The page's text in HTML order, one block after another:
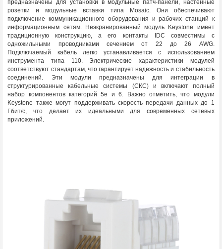
предназначены для установки в модульные патч-панели, настенные
розетки и модульные вставки типа Mosaic. Они обеспечивают
подключение коммуникационного оборудования и рабочих станций к
информационным сетям. Неэкранированный модуль Keystone имеет
традиционную конструкцию, а его контакты IDC совместимы с
одножильными проводниками сечением от 22 до 26 AWG.
Подключаемый кабель легко устанавливается с использованием
инструмента типа 110. Электрические характеристики модулей
соответствуют стандартам, что гарантирует надежность и стабильность
соединений. Эти модули предназначены для интеграции в
структурированные кабельные системы (СКС) и включают полный
набор компонентов категорий 5e и 6. Важно отметить, что модули
Keystone также могут поддерживать скорость передачи данных до 1
Гбит/с, что делает их идеальными для современных сетевых
приложений.